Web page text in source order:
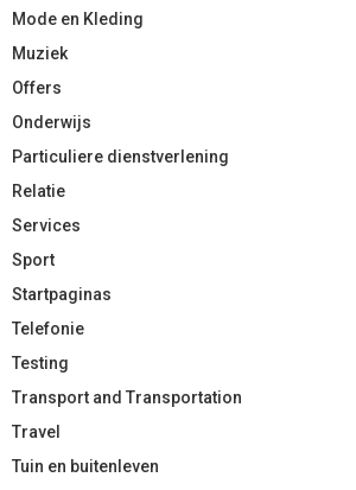
Mode en Kleding
Muziek
Offers
Onderwijs
Particuliere dienstverlening
Relatie
Services
Sport
Startpaginas
Telefonie
Testing
Transport and Transportation
Travel
Tuin en buitenleven